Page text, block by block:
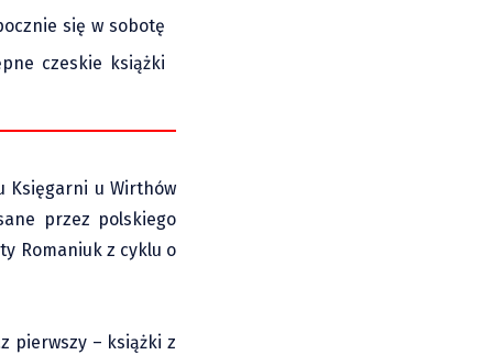
się w sobotę
czeskie książki
Księgarni u Wirthów
przez polskiego
Romaniuk z cyklu o
pierwszy – książki z